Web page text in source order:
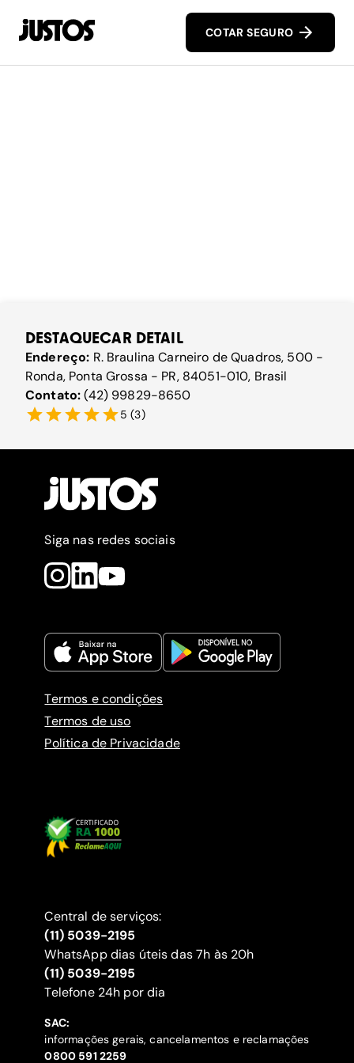
COTAR SEGURO
DESTAQUECAR DETAIL
Endereço: R. Braulina Carneiro de Quadros, 500 -
Ronda, Ponta Grossa - PR, 84051-010, Brasil
Contato:(42) 99829-8650
5 (3)
Siga nas redes sociais
Termos e condições
Termos de uso
Política de Privacidade
Central de serviços:
(11) 5039-2195
WhatsApp dias úteis das 7h às 20h
(11) 5039-2195
‍Telefone 24h por dia
SAC:
informações gerais, cancelamentos e reclamações
‍0800 591 2259